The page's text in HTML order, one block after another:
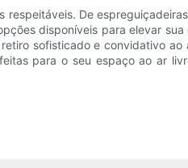
respeitáveis. De
disponíveis para elevar
sofisticado e convidativo ao
para o seu espaço ao ar